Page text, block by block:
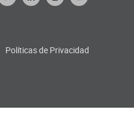
Políticas de Privacidad